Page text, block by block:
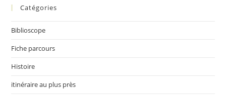
Catégories
Biblioscope
Fiche parcours
Histoire
itinéraire au plus près